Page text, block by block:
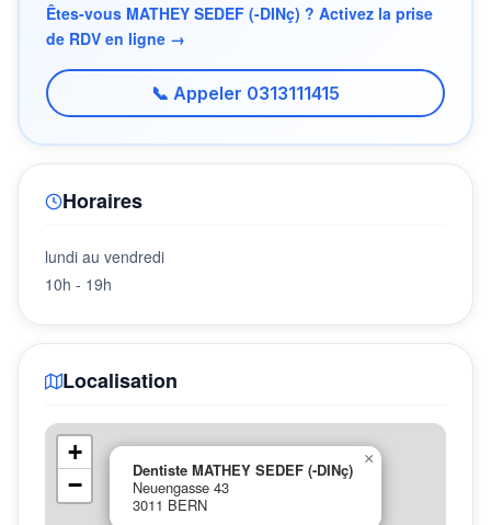
Êtes-vous MATHEY SEDEF (-DINç) ? Activez la prise
de RDV en ligne →
📞 Appeler 0313111415
Horaires
lundi au vendredi
10h - 19h
Localisation
Dentiste MATHEY SEDEF (-DINç)
Neuengasse 43
3011 BERN
×
+
−